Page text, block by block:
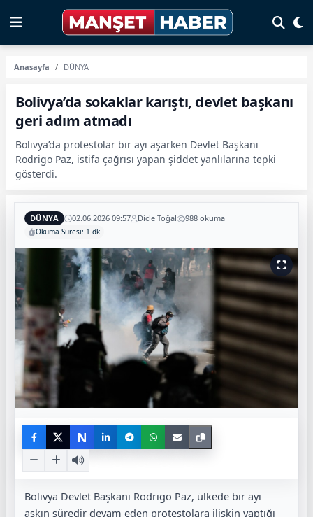
Anasayfa DÜNYA
Bolivya’da sokaklar karıştı, devlet başkanı
geri adım atmadı
Bolivya’da protestolar bir ayı aşarken Devlet Başkanı
Rodrigo Paz, istifa çağrısı yapan şiddet yanlılarına tepki
gösterdi.
DÜNYA 02.06.2026 09:57 Dicle Toğal 988 okuma
Okuma Süresi: 1 dk
N
Bolivya Devlet Başkanı Rodrigo Paz, ülkede bir ayı
aşkın süredir devam eden protestolara ilişkin yaptığı